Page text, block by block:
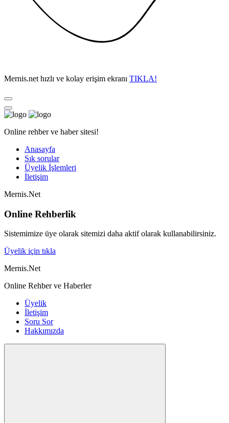
Mernis.net hızlı ve kolay erişim ekranı TIKLA!
Online rehber ve haber sitesi!
Anasayfa
Sık sorular
Üyelik İşlemleri
İletişim
Mernis.Net
Online Rehberlik
Sistemimize üye olarak sitemizi daha aktif olarak kullanabilirsiniz.
Üyelik için tıkla
Mernis.Net
Online Rehber ve Haberler
Üyelik
İletişim
Soru Sor
Hakkımızda